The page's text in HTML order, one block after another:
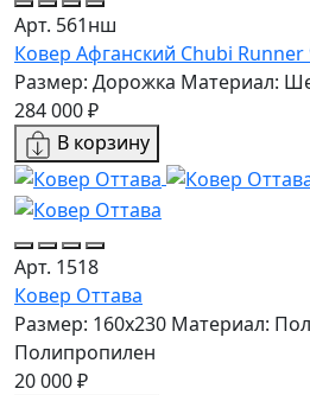
Арт. 561нш
Ковер Афганский Chubi Runner
Размер: Дорожка Материал:
284 000 ₽
В корзину
Арт. 1518
Ковер Оттава
Размер: 160х230 Материал:
Полипропилен
20 000 ₽